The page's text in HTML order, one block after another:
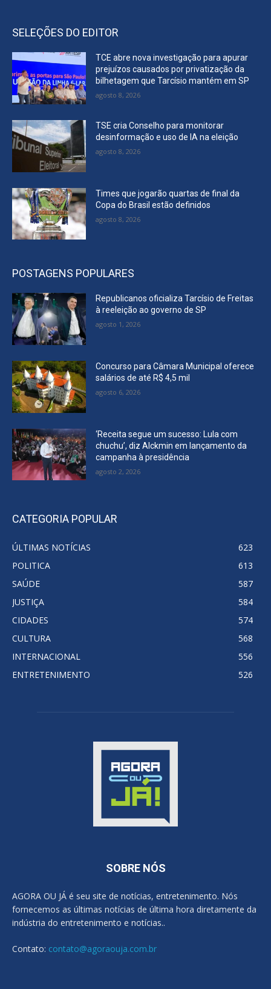
SELEÇÕES DO EDITOR
TCE abre nova investigação para apurar
prejuízos causados por privatização da
bilhetagem que Tarcísio mantém em SP
agosto 8, 2026
TSE cria Conselho para monitorar
desinformação e uso de IA na eleição
agosto 8, 2026
Times que jogarão quartas de final da
Copa do Brasil estão definidos
agosto 8, 2026
POSTAGENS POPULARES
Republicanos oficializa Tarcísio de Freitas
à reeleição ao governo de SP
agosto 1, 2026
Concurso para Câmara Municipal oferece
salários de até R$ 4,5 mil
agosto 6, 2026
‘Receita segue um sucesso: Lula com
chuchu’, diz Alckmin em lançamento da
campanha à presidência
agosto 2, 2026
CATEGORIA POPULAR
ÚLTIMAS NOTÍCIAS
623
POLITICA
613
SAÚDE
587
JUSTIÇA
584
CIDADES
574
CULTURA
568
INTERNACIONAL
556
ENTRETENIMENTO
526
SOBRE NÓS
AGORA OU JÁ é seu site de notícias, entretenimento. Nós
fornecemos as últimas notícias de última hora diretamente da
indústria do entretenimento e notícias..
Contato: contato@agoraouja.com.br